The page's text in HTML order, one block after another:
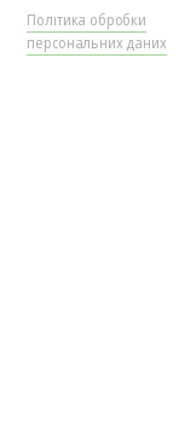
Політика обробки
персональних даних